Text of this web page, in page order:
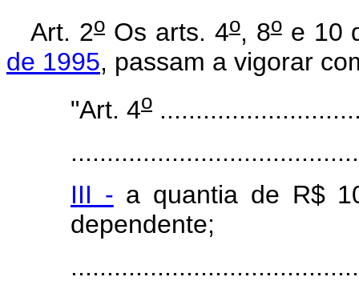
Art. 2oOs arts. 4o, 8oe 10
de 1995, passam a vigorar
"Art. 4o
III - a quantia de R$
dependente;